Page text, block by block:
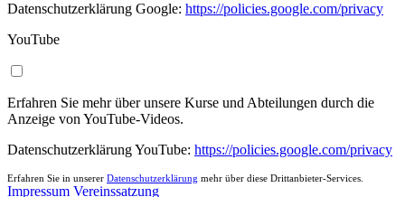
Datenschutzerklärung Google: https://policies.google.com/privacy
YouTube
Erfahren Sie mehr über unsere Kurse und Abteilungen durch die
Anzeige von YouTube-Videos.
Datenschutzerklärung YouTube: https://policies.google.com/privacy
Erfahren Sie in unserer Datenschutzerklärung mehr über diese Drittanbieter-Services.
Impressum Vereinssatzung